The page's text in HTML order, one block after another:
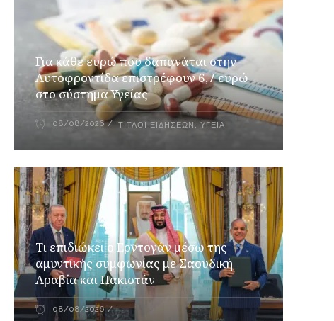
Για κάθε ευρώ που δαπανάται στην
Aυτοφροντίδα επιστρέφουν 6,7 ευρώ
στο σύστημα Υγείας
08/08/2026 ΤΊΤΛΟΙ ΕΙΔΉΣΕΩΝ ,ΥΓΕΊΑ
Τι επιδιώκει ο Ερντογάν μέσω της
αμυντικής συμφωνίας με Σαουδική
Αραβία και Πακιστάν
08/08/2026